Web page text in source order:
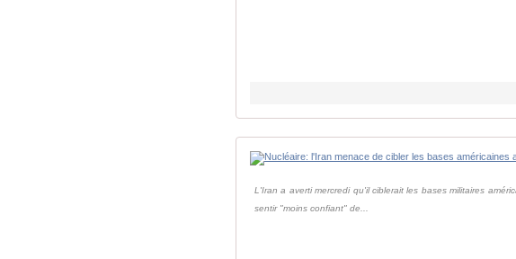
L'Iran a averti mercredi qu'il ciblerait les bases militaires
sentir "moins confiant" de...